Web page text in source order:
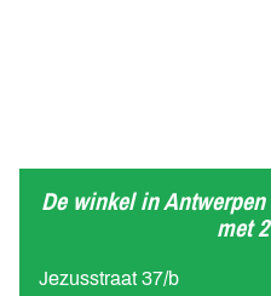
De winkel in
met
Jezusstraat 37/b